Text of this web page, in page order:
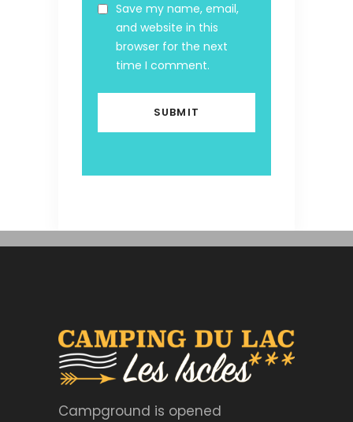
Save my name, email,
and website in this
browser for the next
time I comment.
Campground is opened